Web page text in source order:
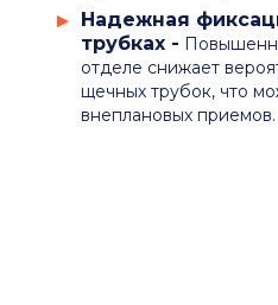
Надежная
трубках -
отделе снижает
щечных трубок, что
внеплановых приемов.